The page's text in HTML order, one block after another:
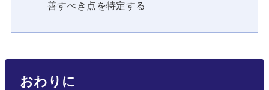
善すべき点を特定する
おわりに